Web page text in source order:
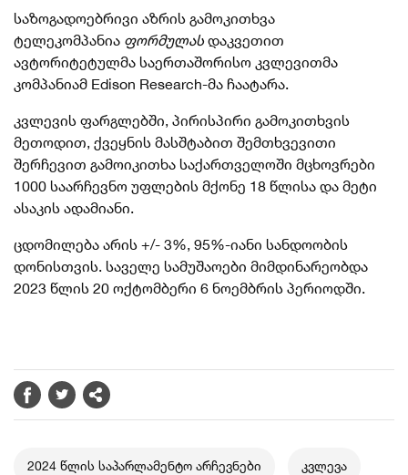
საზოგადოებრივი აზრის გამოკითხვა
ტელეკომპანია ფორმულას დაკვეთით
ავტორიტეტულმა საერთაშორისო კვლევითმა
კომპანიამ Edison Research-მა ჩაატარა.
კვლევის ფარგლებში, პირისპირი გამოკითხვის
მეთოდით, ქვეყნის მასშტაბით შემთხვევითი
შერჩევით გამოიკითხა საქართველოში მცხოვრები
1000 საარჩევნო უფლების მქონე 18 წლისა და მეტი
ასაკის ადამიანი.
ცდომილება არის +/- 3%, 95%-იანი სანდოობის
დონისთვის. საველე სამუშაოები მიმდინარეობდა
2023 წლის 20 ოქტომბერი 6 ნოემბრის პერიოდში.
2024 წლის საპარლამენტო არჩევნები კვლევა